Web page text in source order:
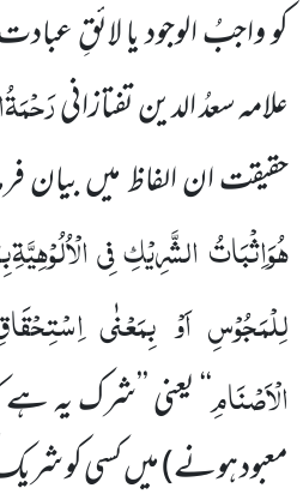
کو واجبُ الوجود یا لائقِ
علامہ سعدُ الدین تفتازانی
حقیقت ان الفاظ میں بیان
ھُوَاِثْبَاتُ الشَّرِیْکِ فِی
لِلْمَجُوْسِ اَوْ بِمَعْنٰی
الْاَصْنَامِ‘‘ یعنی ’’شرک یہ
معبود ہونے) میں کسی کو